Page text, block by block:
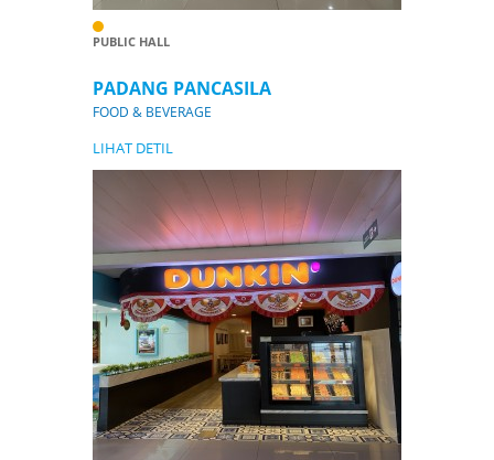
PUBLIC HALL
PADANG PANCASILA
FOOD & BEVERAGE
LIHAT DETIL